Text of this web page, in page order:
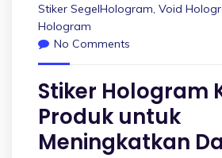
Stiker SegelHologram, Void
Hologram
No Comments
Stiker Hologram
Produk untuk
Meningkatkan